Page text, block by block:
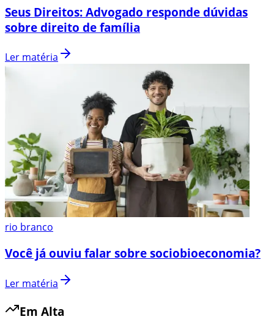
Seus Direitos: Advogado responde dúvidas
sobre direito de família
Ler matéria
rio branco
Você já ouviu falar sobre sociobioeconomia?
Ler matéria
Em Alta